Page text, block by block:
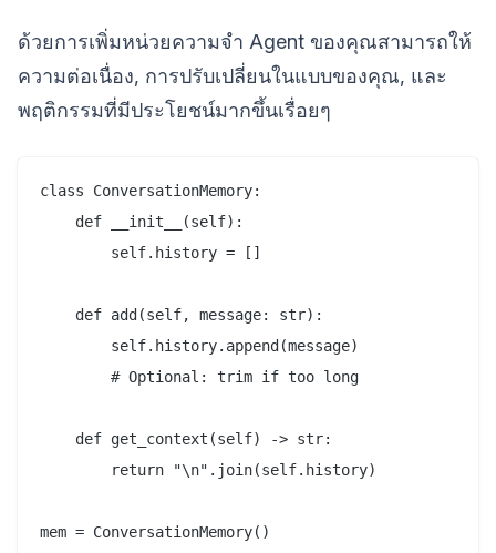
ด้วยการเพิ่มหน่วยความจำ Agent ของคุณสามารถให้
ความต่อเนื่อง, การปรับเปลี่ยนในแบบของคุณ, และ
พฤติกรรมที่มีประโยชน์มากขึ้นเรื่อยๆ
class ConversationMemory:
    def __init__(self):
        self.history = []
    def add(self, message: str):
        self.history.append(message)
        # Optional: trim if too long
    def get_context(self) -> str:
        return "\n".join(self.history)
mem = ConversationMemory()